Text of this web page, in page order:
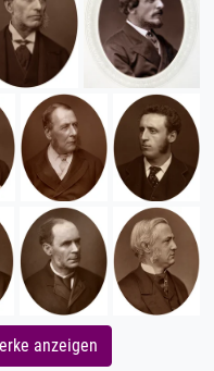
anzeigen